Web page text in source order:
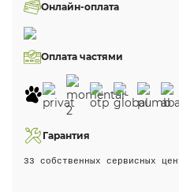
Онлайн-оплата
Оплата частями
Гарантия
33 собственных сервисных